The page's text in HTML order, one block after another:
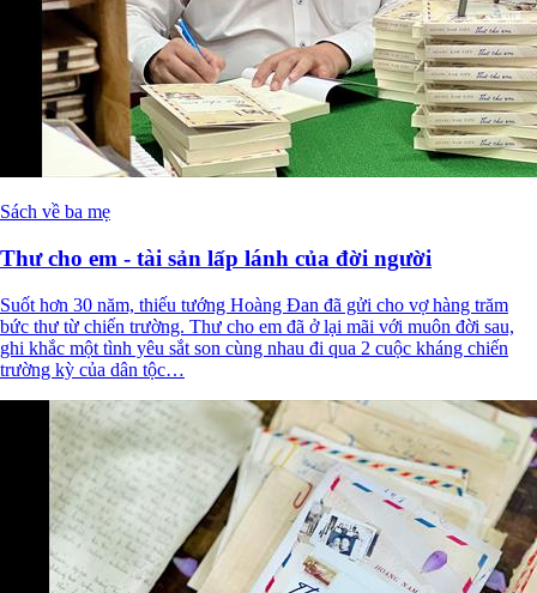
Sách về ba mẹ
Thư cho em - tài sản lấp lánh của đời người
Suốt hơn 30 năm, thiếu tướng Hoàng Đan đã gửi cho vợ hàng trăm
bức thư từ chiến trường. Thư cho em đã ở lại mãi với muôn đời sau,
ghi khắc một tình yêu sắt son cùng nhau đi qua 2 cuộc kháng chiến
trường kỳ của dân tộc…